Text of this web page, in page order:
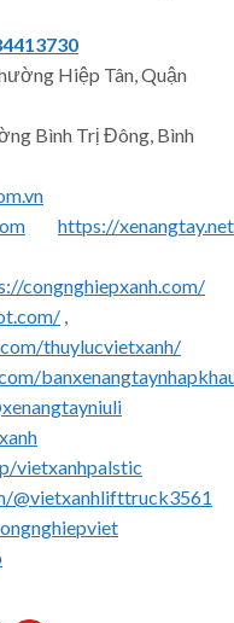
Hiệp Tân, Quận
Bình Trị Đông, Bình
https://xenangtay.net
congnghiepxanh.com/
thuylucvietxanh/
vietxanhpalstic
@vietxanhlifttruck3561